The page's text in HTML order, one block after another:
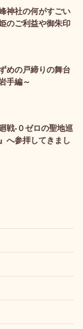
神社の何がすごい
のご利益や御朱印
めの戸締りの舞台
手編～
戦-０ゼロの聖地巡
へ参拝してきまし